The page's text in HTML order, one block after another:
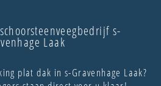
s-
Laak
plat dak in s-Gravenhage Laak?